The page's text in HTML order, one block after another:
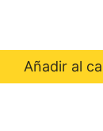
era:
$
Añadir al